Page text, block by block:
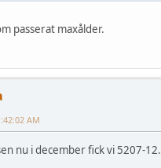
passerat maxålder.
AM
nu i december fick vi 5207-12.